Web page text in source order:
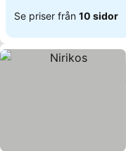
Se priser från 10 sidor